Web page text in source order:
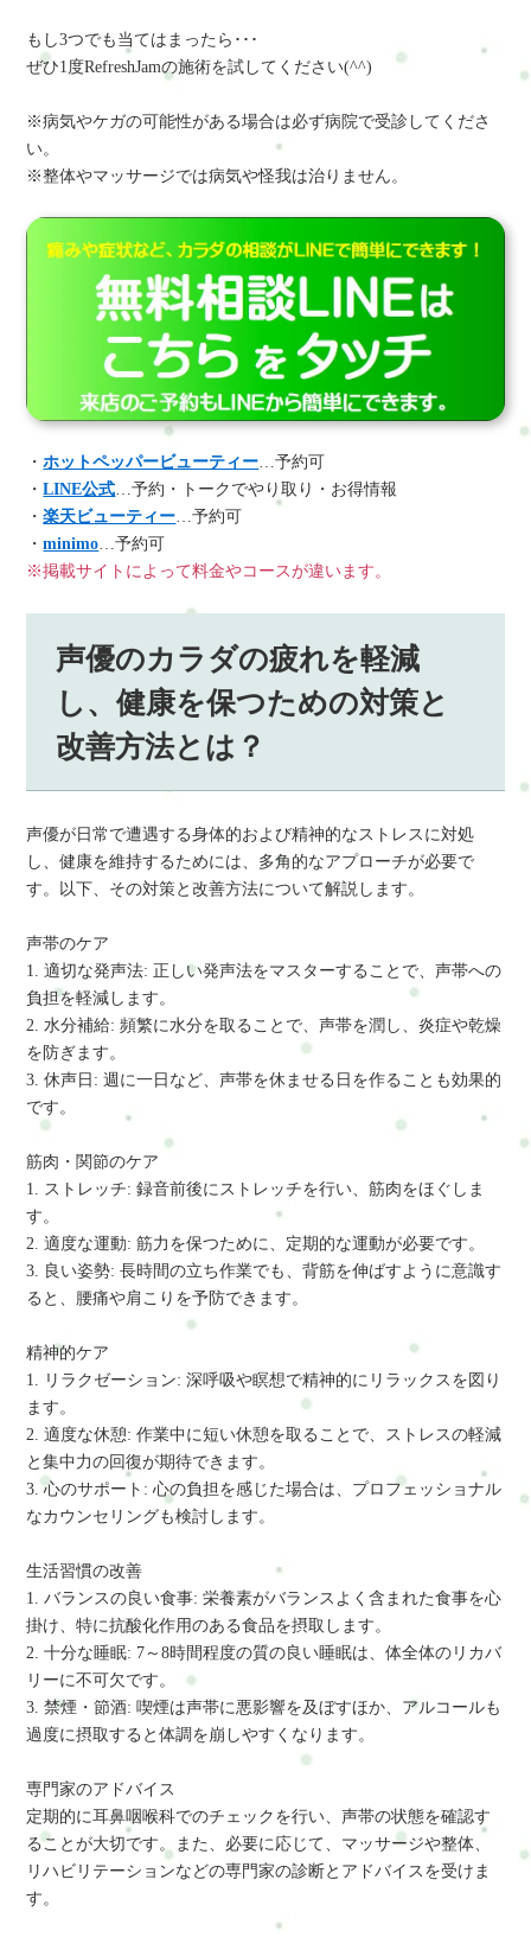
もし3つでも当てはまったら･･･
ぜひ1度RefreshJamの施術を試してください(^^)
※病気やケガの可能性がある場合は必ず病院で受診してくださ
い。
※整体やマッサージでは病気や怪我は治りません。
・ホットペッパービューティー …予約可
・LINE公式 …予約・トークでやり取り・お得情報
・楽天ビューティー …予約可
・minimo …予約可
※掲載サイトによって料金やコースが違います。
声優のカラダの疲れを軽減
し、健康を保つための対策と
改善方法とは？
声優が日常で遭遇する身体的および精神的なストレスに対処
し、健康を維持するためには、多角的なアプローチが必要で
す。以下、その対策と改善方法について解説します。
声帯のケア
1. 適切な発声法: 正しい発声法をマスターすることで、声帯への
負担を軽減します。
2. 水分補給: 頻繁に水分を取ることで、声帯を潤し、炎症や乾燥
を防ぎます。
3. 休声日: 週に一日など、声帯を休ませる日を作ることも効果的
です。
筋肉・関節のケア
1. ストレッチ: 録音前後にストレッチを行い、筋肉をほぐしま
す。
2. 適度な運動: 筋力を保つために、定期的な運動が必要です。
3. 良い姿勢: 長時間の立ち作業でも、背筋を伸ばすように意識す
ると、腰痛や肩こりを予防できます。
精神的ケア
1. リラクゼーション: 深呼吸や瞑想で精神的にリラックスを図り
ます。
2. 適度な休憩: 作業中に短い休憩を取ることで、ストレスの軽減
と集中力の回復が期待できます。
3. 心のサポート: 心の負担を感じた場合は、プロフェッショナル
なカウンセリングも検討します。
生活習慣の改善
1. バランスの良い食事: 栄養素がバランスよく含まれた食事を心
掛け、特に抗酸化作用のある食品を摂取します。
2. 十分な睡眠: 7～8時間程度の質の良い睡眠は、体全体のリカバ
リーに不可欠です。
3. 禁煙・節酒: 喫煙は声帯に悪影響を及ぼすほか、アルコールも
過度に摂取すると体調を崩しやすくなります。
専門家のアドバイス
定期的に耳鼻咽喉科でのチェックを行い、声帯の状態を確認す
ることが大切です。また、必要に応じて、マッサージや整体、
リハビリテーションなどの専門家の診断とアドバイスを受けま
す。